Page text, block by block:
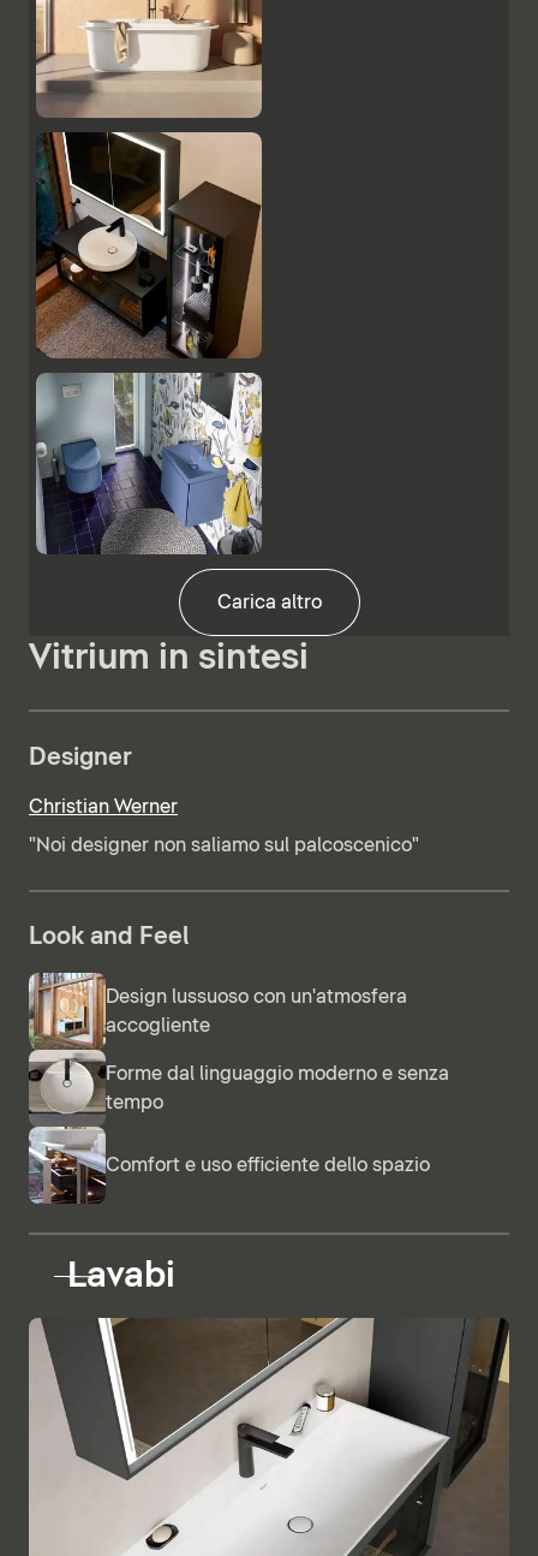
Carica altro
Vitrium in sintesi
Designer
Christian Werner
"Noi designer non saliamo sul palcoscenico"
Look and Feel
Design lussuoso con un'atmosfera
accogliente
Forme dal linguaggio moderno e senza
tempo
Comfort e uso efficiente dello spazio
Lavabi